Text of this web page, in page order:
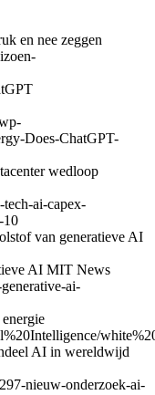
en nee zeggen
Does-ChatGPT-
wedloop
ai-capex-
10
van generatieve AI
AI MIT News
ai-
AI in wereldwijd
nieuw-onderzoek-ai-